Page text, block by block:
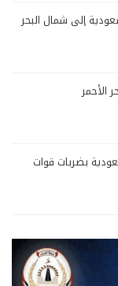
إلى شمال البحر
الأحمر
بضربات قوات